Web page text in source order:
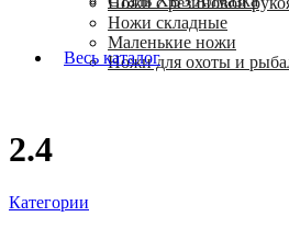
Ножи складные
Маленькие ножи
Ножи для охоты и
Весь каталог
2.4
Категории